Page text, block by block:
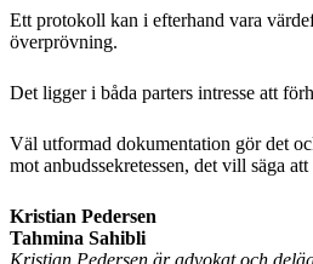
Ett protokoll kan i efterhand vara
överprövning.
Det ligger i båda parters intresse att
Väl utformad dokumentation gör det
mot anbudssekretessen, det vill säga
Kristian Pedersen
Tahmina Sahibli
Kristian Pedersen är advokat och